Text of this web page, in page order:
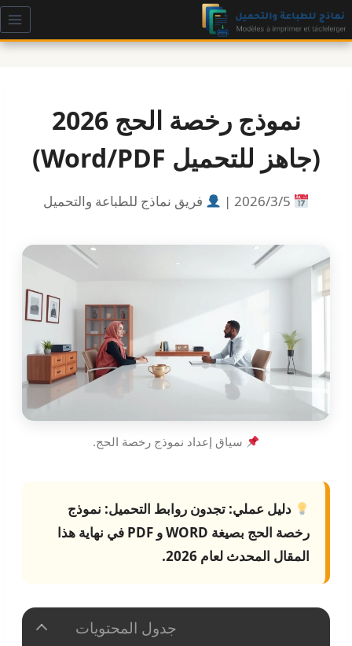
التجاوز
إلى
المحتوى
نموذج رخصة الحج 2026
(جاهز للتحميل Word/PDF)
فريق نماذج للطباعة والتحميل
سياق إعداد نموذج رخصة الحج.
دليل عملي: تجدون روابط التحميل: نموذج
رخصة الحج
بصيغة WORD و PDF في نهاية هذا
المقال المحدث لعام 2026.
جدول المحتويات